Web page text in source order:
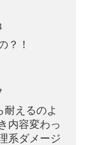
？！
えるのよ
内容変わっ
系ダメージ